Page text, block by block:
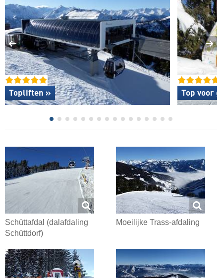
Topliften » Top voor
Schüttafdal (dalafdaling
Schüttdorf)
Moeilijke Trass-afdaling